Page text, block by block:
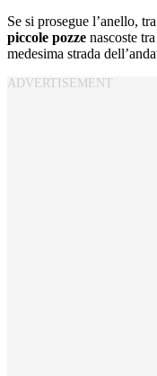
Se si prosegue l’anello,
piccole pozze nascoste
medesima strada